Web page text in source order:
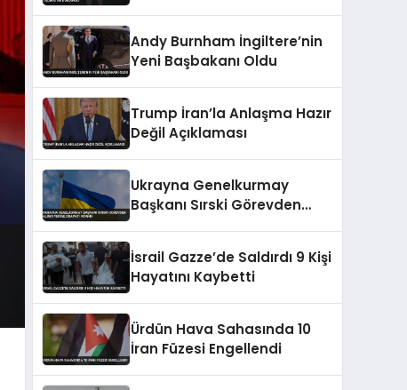
Andy Burnham İngiltere’nin
Yeni Başbakanı Oldu
Trump İran’la Anlaşma Hazır
Değil Açıklaması
Ukrayna Genelkurmay
Başkanı Sırski Görevden
İsrail Gazze’de Saldırdı 9 Kişi
Hayatını Kaybetti
Ürdün Hava Sahasında 10
İran Füzesi Engellendi